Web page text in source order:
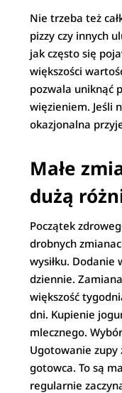
Nie trzeba też
pizzy czy innych
jak często się
większości
pozwala uniknąć
więzieniem. Jeśli
okazjonalna
Małe
dużą
Początek
drobnych
wysiłku. Dodanie
dziennie.
większość
dni. Kupienie
mlecznego.
Ugotowanie
gotowca. To są
regularnie